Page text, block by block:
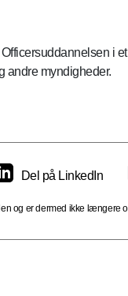
i
andre myndigheder.
Del på LinkedIn
og er dermed ikke længere